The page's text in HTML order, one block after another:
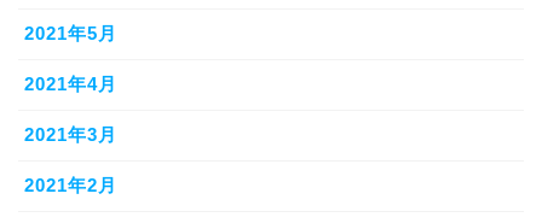
2021年5月
2021年4月
2021年3月
2021年2月